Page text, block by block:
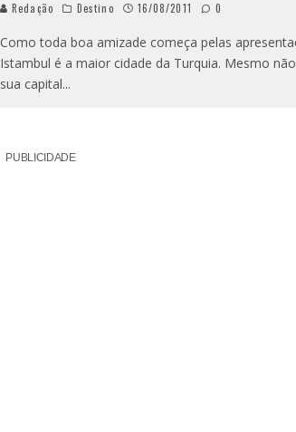
Redação Destino 16/08/2011 0
Como toda boa amizade começa pelas
Istambul é a maior cidade da Turquia. Mesmo
sua capital...
PUBLICIDADE